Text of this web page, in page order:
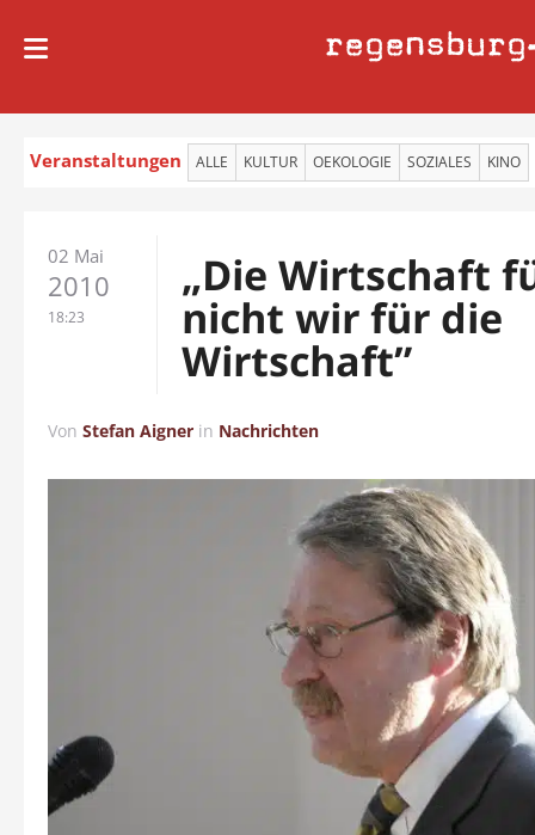
regensburg
Veranstaltungen ALLE KULTUR OEKOLOGIE SOZIALES KINO
02 Mai
2010
18:23
„Die Wirtschaft
nicht wir für die
Wirtschaft”
Von Stefan Aigner in Nachrichten